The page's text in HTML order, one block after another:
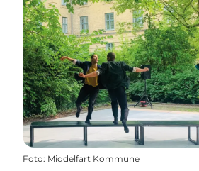
Foto: Middelfart Kommune